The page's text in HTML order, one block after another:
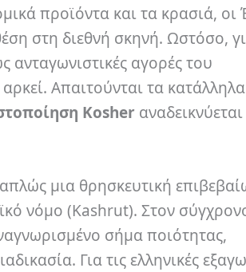
προϊόντα και τα κρασιά, οι
στη διεθνή σκηνή. Ωστόσο,
ανταγωνιστικές αγορές του
Απαιτούνται τα κατάλληλα
Kosher
μια θρησκευτική
νόμο (Kashrut). Στον
σήμα ποιότητας,
Για τις ελληνικές